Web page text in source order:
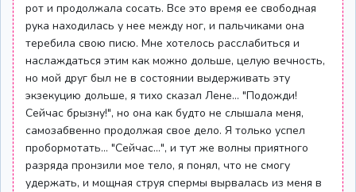
рот и продолжала сосать. Все это время ее свободная
рука находилась у нее между ног, и пальчиками она
теребила свою писю. Мне хотелось расслабиться и
наслаждаться этим как можно дольше, целую вечность,
но мой друг был не в состоянии выдерживать эту
экзекуцию дольше, я тихо сказал Лене... "Подожди!
Сейчас брызну!", но она как будто не слышала меня,
самозабвенно продолжая свое дело. Я только успел
пробормотать... "Сейчас...", и тут же волны приятного
разряда пронзили мое тело, я понял, что не смогу
удержать, и мощная струя спермы вырвалась из меня в